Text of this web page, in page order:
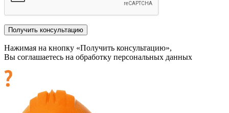
Нажимая на кнопку «Получить консультацию»,
Вы соглашаетесь на обработку персональных данных